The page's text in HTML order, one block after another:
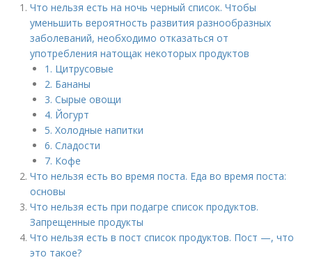
Что нельзя есть на ночь черный список. Чтобы
уменьшить вероятность развития разнообразных
заболеваний, необходимо отказаться от
употребления натощак некоторых продуктов
1. Цитрусовые
2. Бананы
3. Сырые овощи
4. Йогурт
5. Холодные напитки
6. Сладости
7. Кофе
Что нельзя есть во время поста. Еда во время поста:
основы
Что нельзя есть при подагре список продуктов.
Запрещенные продукты
Что нельзя есть в пост список продуктов. Пост —, что
это такое?